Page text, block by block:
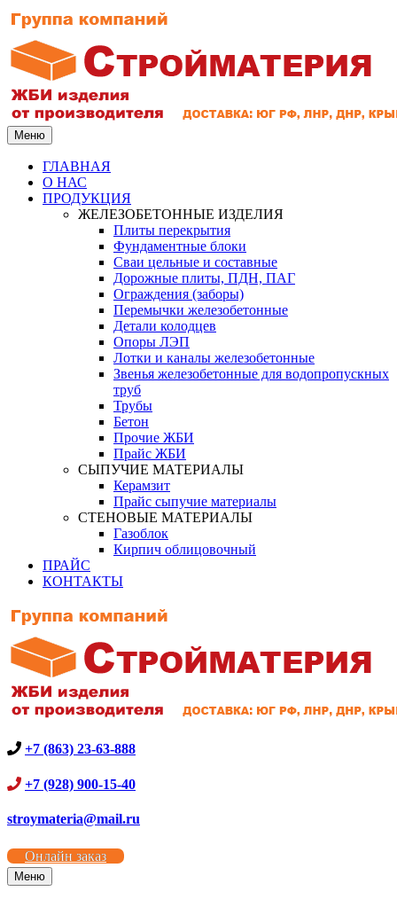
Меню
ГЛАВНАЯ
О НАС
ПРОДУКЦИЯ
ЖЕЛЕЗОБЕТОННЫЕ ИЗДЕЛИЯ
Плиты перекрытия
Фундаментные блоки
Сваи цельные и составные
Дорожные плиты, ПДН, ПАГ
Ограждения (заборы)
Перемычки железобетонные
Детали колодцев
Опоры ЛЭП
Лотки и каналы железобетонные
Звенья железобетонные для водопропускных
труб
Трубы
Бетон
Прочие ЖБИ
Прайс ЖБИ
СЫПУЧИЕ МАТЕРИАЛЫ
Керамзит
Прайс сыпучие материалы
СТЕНОВЫЕ МАТЕРИАЛЫ
Газоблок
Кирпич облицовочный
ПРАЙС
КОНТАКТЫ
+7 (863) 23-63-888
+7 (928) 900-15-40
stroymateria@mail.ru
Онлайн заказ
Меню